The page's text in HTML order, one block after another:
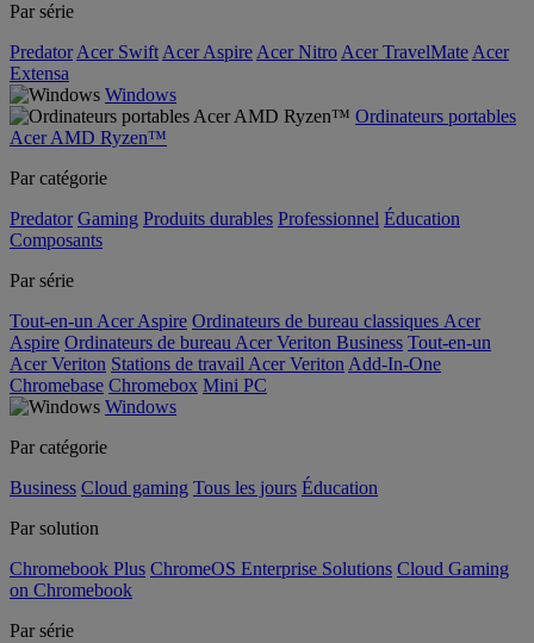
Par série
Predator Acer Swift Acer Aspire Acer Nitro Acer TravelMate Acer
Extensa
Windows
Ordinateurs portables
Acer AMD Ryzen™
Par catégorie
Predator Gaming Produits durables Professionnel Éducation
Composants
Par série
Tout-en-un Acer Aspire Ordinateurs de bureau classiques Acer
Aspire Ordinateurs de bureau Acer Veriton Business Tout-en-un
Acer Veriton Stations de travail Acer Veriton Add-In-One
Chromebase Chromebox Mini PC
Windows
Par catégorie
Business Cloud gaming Tous les jours Éducation
Par solution
Chromebook Plus ChromeOS Enterprise Solutions Cloud Gaming
on Chromebook
Par série